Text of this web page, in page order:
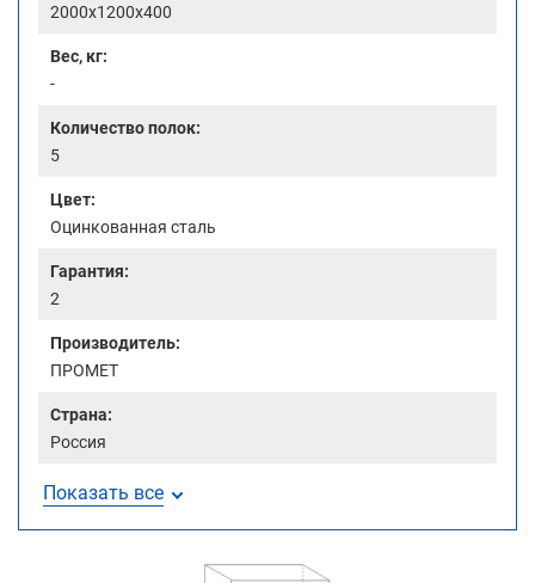
2000x1200x400
Вес, кг:
-
Количество полок:
5
Цвет:
Оцинкованная сталь
Гарантия:
2
Производитель:
ПРОМЕТ
Страна:
Россия
Показать все